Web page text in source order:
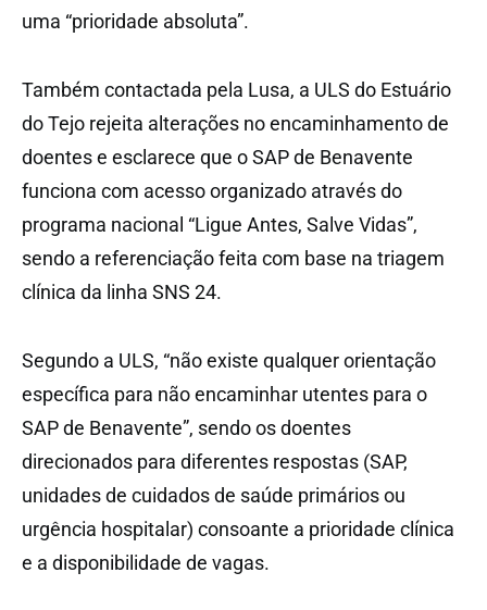
uma “prioridade absoluta”.
Também contactada pela Lusa, a ULS do Estuário
do Tejo rejeita alterações no encaminhamento de
doentes e esclarece que o SAP de Benavente
funciona com acesso organizado através do
programa nacional “Ligue Antes, Salve Vidas”,
sendo a referenciação feita com base na triagem
clínica da linha SNS 24.
Segundo a ULS, “não existe qualquer orientação
específica para não encaminhar utentes para o
SAP de Benavente”, sendo os doentes
direcionados para diferentes respostas (SAP,
unidades de cuidados de saúde primários ou
urgência hospitalar) consoante a prioridade clínica
e a disponibilidade de vagas.